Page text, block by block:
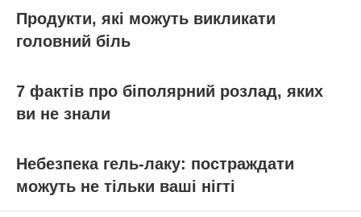
Продукти, які можуть викликати
головний біль
7 фактів про біполярний розлад, яких
ви не знали
Небезпека гель-лаку: постраждати
можуть не тільки ваші нігті